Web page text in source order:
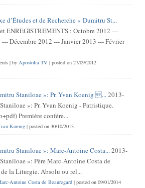
d’Études et de Recherche « Dumitru St...
Décembre 2012 --- Janvier 2013 --- Février
| by Apostolia TV | posted on 27/09/2012
Staniloae »: Pr. Yvan Koenig ...2013-
»: Pr. Yvan Koenig - Patristique.
Première confére...
Koenig| posted on 30/10/2013
Staniloae »: Marc-Antoine Costa...2013-
»: Père Marc-Antoine Costa de
la Liturgie. Absolu ou rel...
Antoine Costa de Beauregard| posted on 09/01/2014